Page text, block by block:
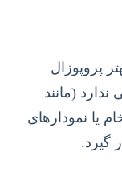
پروپوزال
(مانند
یا نمودارهای
گیرد.